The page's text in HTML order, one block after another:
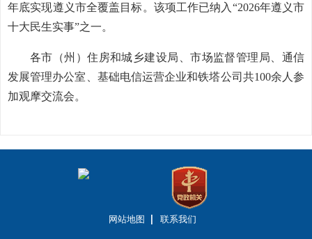
年底实现遵义市全覆盖目标。该项工作已纳入“2026年遵义市
十大民生实事”之一。
各市（州）住房和城乡建设局、市场监督管理局、通信
发展管理办公室、基础电信运营企业和铁塔公司共100余人参
加观摩交流会。
网站地图 联系我们